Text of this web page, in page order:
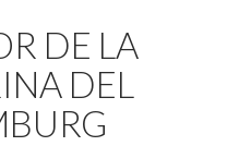
DE LA
DEL